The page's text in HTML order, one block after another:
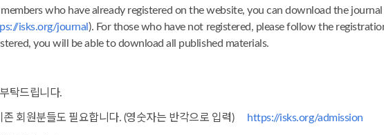
members who have already registered on the website, you can download the
isks.org/journal ). For those who have not registered, please follow the
you will be able to download all published materials.
탁드립니다.
회원분들도 필요합니다. (영숫자는 반각으로 입력) https://isks.org/admission